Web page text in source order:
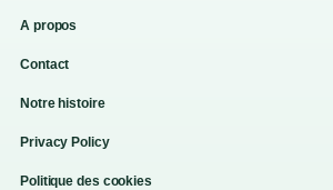
A propos
Contact
Notre histoire
Privacy Policy
Politique des cookies